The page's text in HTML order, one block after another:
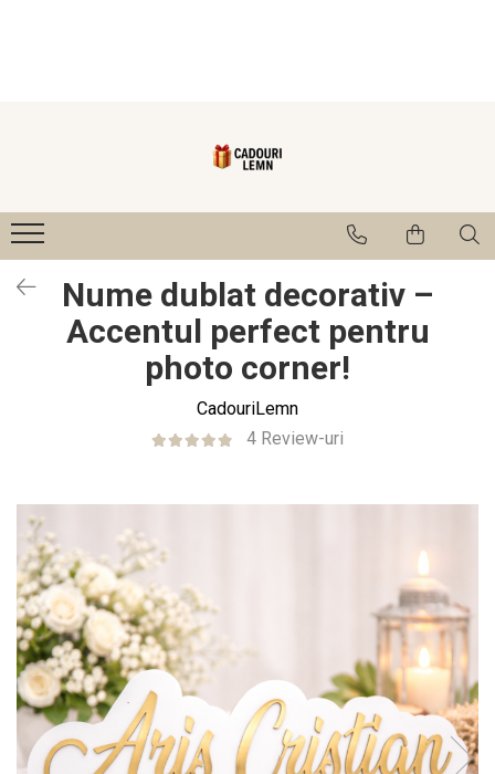
Cadouri Nasi
Tablou
Numere și Plăcuțe pentru Casă
1-8 MartieNume dublat decorativ –
Accentul perfect pentru
photo corner!
CadouriLemn
4 Review-uri